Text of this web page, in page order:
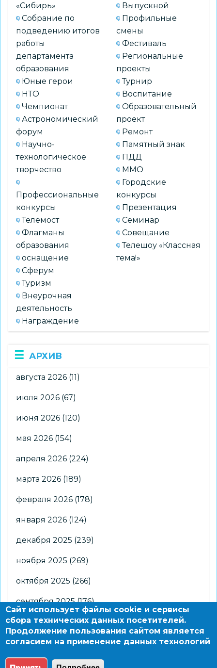
«Сибирь»
Собрание по
подведению итогов
работы
департамента
образования
Юные герои
НТО
Чемпионат
Астрономический
форум
Научно-
технологическое
творчество
Профессиональные
конкурсы
Телемост
Флагманы
образования
оснащение
Сферум
Туризм
Внеурочная
деятельность
Награждение
Выпускной
Профильные
смены
Фестиваль
Региональные
проекты
Турнир
Воспитание
Образовательный
проект
Ремонт
Памятный знак
ПДД
ММО
Городские
конкурсы
Презентация
Семинар
Совещание
Телешоу «Классная
тема!»
АРХИВ
августа 2026 (11)
июля 2026 (67)
июня 2026 (120)
мая 2026 (154)
апреля 2026 (224)
марта 2026 (189)
февраля 2026 (178)
января 2026 (124)
декабря 2025 (239)
ноября 2025 (269)
октября 2025 (266)
сентября 2025(176)
августа 2025(2)
Сайт использует файлы cookie и сервисы
сбора технических данных посетителей.
Продолжение пользования сайтом является
согласием на применение данных технологий